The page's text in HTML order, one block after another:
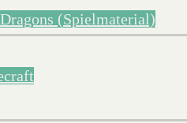
(Spielmaterial)